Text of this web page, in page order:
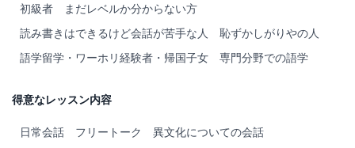
初級者
まだレベルか分からない方
読み書きはできるけど会話が苦手な人
恥ずかしがりやの人
語学留学・ワーホリ経験者・帰国子女
専門分野での語学
得意なレッスン内容
日常会話 フリートーク
異文化についての会話